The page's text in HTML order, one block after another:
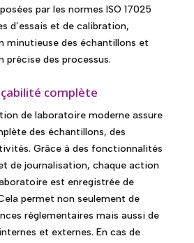
par les normes ISO 17025
d’essais et de calibration,
minutieuse des échantillons et
précise des processus.
complète
de laboratoire moderne assure
des échantillons, des
Grâce à des fonctionnalités
de journalisation, chaque action
est enregistrée de
permet non seulement de
réglementaires mais aussi de
et externes. En cas de